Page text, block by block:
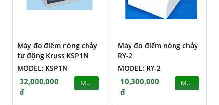
Máy đo điểm nóng chảy
tự động Kruss KSP1N
MODEL: KSP1N
32,000,000
đ
MUA
Máy đo điểm nóng chảy
RY-2
MODEL: RY-2
10,300,000
đ
MUA